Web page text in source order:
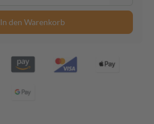
In den Warenkorb